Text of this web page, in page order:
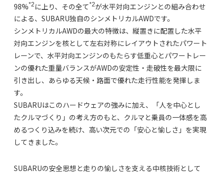
98%*2 に上り、その全て*2が水平対向エンジンとの組み合わせ
による、SUBARU独自のシンメトリカルAWDです。
シンメトリカルAWDの最大の特徴は、縦置きに配置した水平
対向エンジンを核として左右対称にレイアウトされたパワート
レーンで、水平対向エンジンのもたらす低重心とパワートレー
ンの優れた重量バランスがAWDの安定性・走破性を最大限に
引き出し、あらゆる天候・路面で優れた走行性能を発揮しま
す。
SUBARUはこのハードウェアの強みに加え、「人を中心とし
たクルマづくり」の考え方のもと、クルマと乗員の一体感を高
めるつくり込みを続け、高い次元での「安心と愉しさ」を実現
してきました。
SUBARUの安全思想と走りの愉しさを支える中核技術として